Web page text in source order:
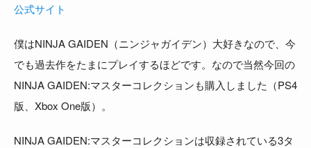
公式サイト
僕はNINJA GAIDEN（ニンジャガイデン）大好きなので、今
でも過去作をたまにプレイするほどです。なので当然今回の
NINJA GAIDEN:マスターコレクションも購入しました（PS4
版、Xbox One版）。
NINJA GAIDEN:マスターコレクションは収録されている3タ